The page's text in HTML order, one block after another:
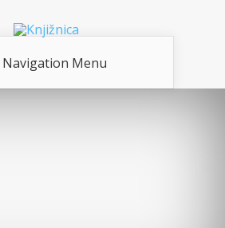
Navigation Menu